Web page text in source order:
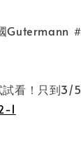
Gutermann
看！只到3/
1